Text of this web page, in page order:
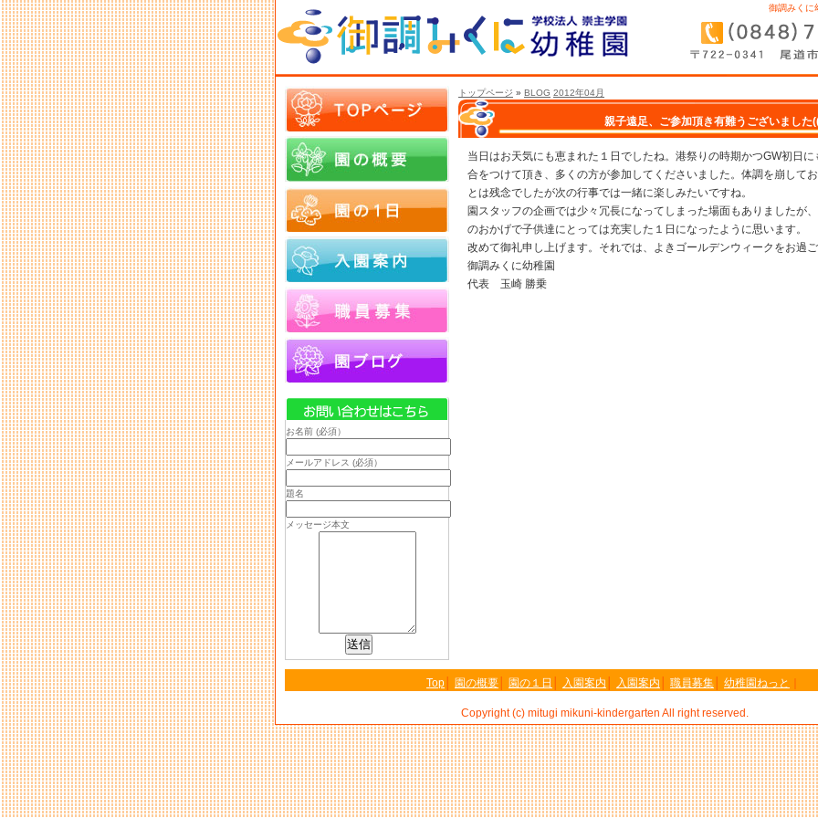
御調みくに
トップページ » BLOG 2012年04月
親子遠足、ご参加頂き有難うございまし
当日はお天気にも恵まれた１日でしたね。港祭りの時期かつGW初日
合をつけて頂き、多くの方が参加してくださいました。体調を崩して
とは残念でしたが次の行事では一緒に楽しみたいですね。
園スタッフの企画では少々冗長になってしまった場面もありましたが
のおかげで子供達にとっては充実した１日になったように思います。
改めて御礼申し上げます。それでは、よきゴールデンウィークをお過ご
御調みくに幼稚園
代表 玉崎 勝乗
お名前 (必須）
メールアドレス (必須）
題名
メッセージ本文
Top 園の概要 園の１日 入園案内 入園案内 職員募集 幼稚園ねっと
Copyright (c) mitugi mikuni-kindergarten All right reserved.